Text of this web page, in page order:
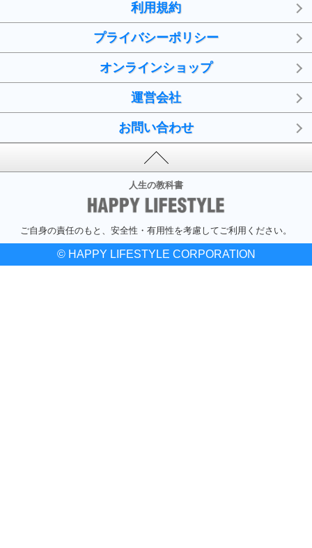
利用規約
プライバシーポリシー
オンラインショップ
運営会社
お問い合わせ
人生の教科書
ご自身の責任のもと、安全性・有用性を考慮してご利用ください。
© HAPPY LIFESTYLE CORPORATION